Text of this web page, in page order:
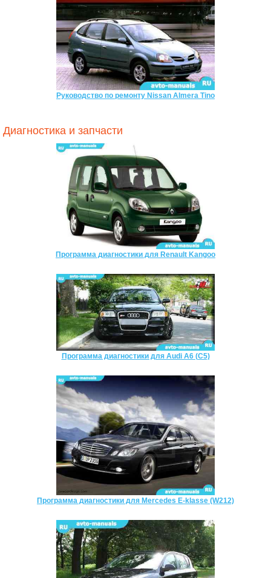
Руководство по ремонту Nissan Almera Tino
Диагностика и запчасти
Программа диагностики для Renault Kangoo
Программа диагностики для Audi A6 (C5)
Программа диагностики для Mercedes E-klasse (W212)